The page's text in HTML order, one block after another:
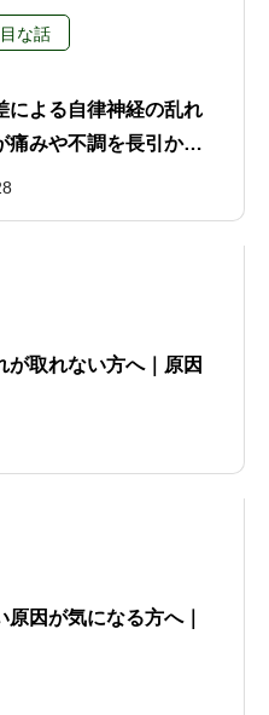
な話
による自律神経の乱れ
痛みや不調を長引かせ
取れない方へ｜原因
因が気になる方へ｜